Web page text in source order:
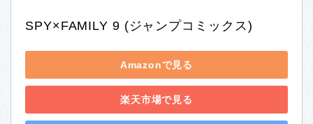
SPY×FAMILY 9 (ジャンプコミックス)
Amazonで見る
楽天市場で見る